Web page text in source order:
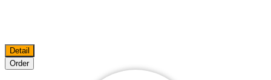
Detail
Order